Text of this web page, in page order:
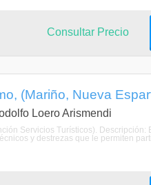
Consultar Precio
(Mariño, Nueva
Loero Arismendi
Servicios Turísticos). Descripción:
y destrezas que le permiten